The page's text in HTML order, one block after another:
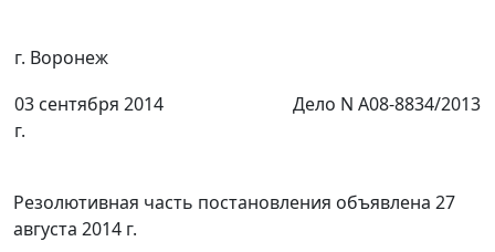
г. Воронеж
03 сентября 2014
г.
Дело N А08-8834/2013
Резолютивная часть постановления объявлена 27
августа 2014 г.